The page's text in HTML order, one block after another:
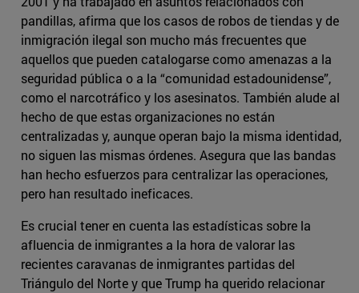
pandillas, afirma que los casos de robos de tiendas y de
inmigración ilegal son mucho más frecuentes que
aquellos que pueden catalogarse como amenazas a la
seguridad pública o a la “comunidad estadounidense”,
como el narcotráfico y los asesinatos. También alude al
hecho de que estas organizaciones no están
centralizadas y, aunque operan bajo la misma identidad,
no siguen las mismas órdenes. Asegura que las bandas
han hecho esfuerzos para centralizar las operaciones,
pero han resultado ineficaces.
Es crucial tener en cuenta las estadísticas sobre la
afluencia de inmigrantes a la hora de valorar las
recientes caravanas de inmigrantes partidas del
Triángulo del Norte y que Trump ha querido relacionar